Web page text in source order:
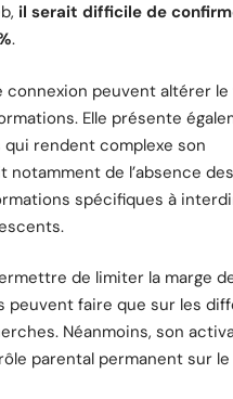
il serait difficile de
.
connexion peuvent altérer le
Elle présente
rendent complexe son
notamment de l’absence des
spécifiques à
de limiter la marge
peuvent faire que sur les
Néanmoins, son
parental permanent sur